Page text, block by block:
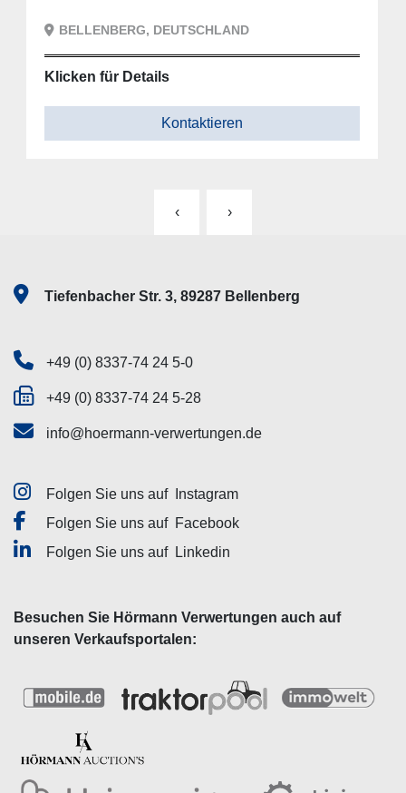
BELLENBERG, DEUTSCHLAND
Klicken für Details
Kontaktieren
‹ ›
Tiefenbacher Str. 3, 89287 Bellenberg
+49 (0) 8337-74 24 5-0
+49 (0) 8337-74 24 5-28
info@hoermann-verwertungen.de
Folgen Sie uns auf
Instagram
Folgen Sie uns auf Facebook
Folgen Sie uns auf
Linkedin
Besuchen Sie Hörmann Verwertungen auch auf
unseren Verkaufsportalen: